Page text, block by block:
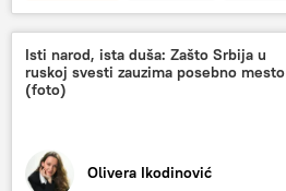
Kjahta
Ljubinka Milinčić
Isti narod, ista duša: Zašto Srbija u
ruskoj svesti zauzima posebno mesto
(foto)
Olivera Ikodinović